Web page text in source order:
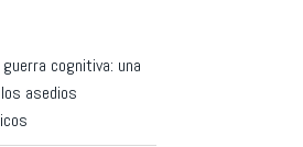
cognitiva: una
asedios